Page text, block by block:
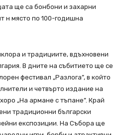
ще са бонбони и захарни
н място по 100-годишна
и традициите, вдъхновени
В дните на събитието ще се
фестивал „Разлога”, в който
и четвърто издание на
„На армане с тъпане”. Край
традиционни български
експозиции. На Събора ще